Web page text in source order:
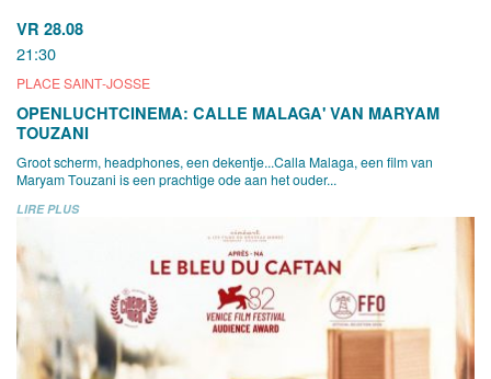
VR 28.08
21:30
PLACE SAINT-JOSSE
OPENLUCHTCINEMA: CALLE MALAGA' VAN MARYAM
TOUZANI
Groot scherm, headphones, een dekentje...Calla Malaga, een film van
Maryam Touzani is een prachtige ode aan het ouder...
LIRE PLUS